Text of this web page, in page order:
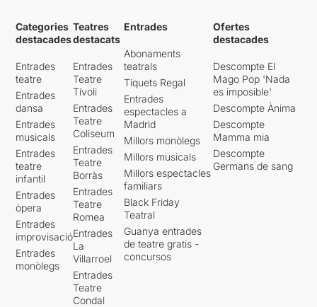
Categories
destacades
Entrades
teatre
Entrades
dansa
Entrades
musicals
Entrades
teatre
infantil
Entrades
òpera
Entrades
improvisació
Entrades
monòlegs
Teatres
destacats
Entrades
Teatre
Tívoli
Entrades
Teatre
Coliseum
Entrades
Teatre
Borràs
Entrades
Teatre
Romea
Entrades
La
Villarroel
Entrades
Teatre
Condal
Entrades
Abonaments
teatrals
Tiquets Regal
Entrades
espectacles a
Madrid
Millors monòlegs
Millors musicals
Millors espectacles
familiars
Black Friday
Teatral
Guanya entrades
de teatre gratis -
concursos
Ofertes
destacades
Descompte El
Mago Pop 'Nada
es imposible'
Descompte Ànima
Descompte
Mamma mia
Descompte
Germans de sang